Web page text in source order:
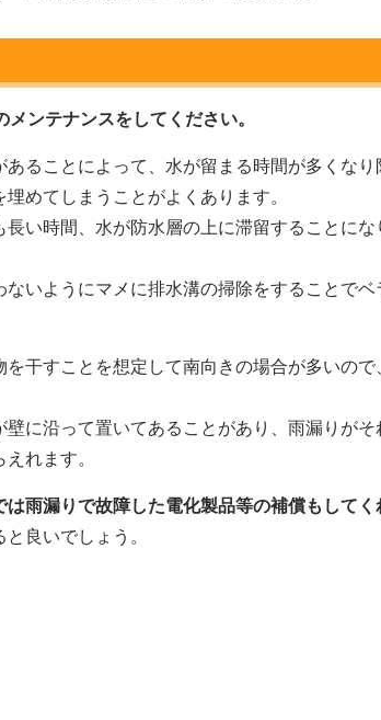
ンテナンスをしてください。
ることによって、水が留まる時間が多くなり
めてしまうことがよくあります。
い時間、水が防水層の上に滞留することに
いようにマメに排水溝の掃除をすることで
干すことを想定して南向きの場合が多いの
に沿って置いてあることがあり、雨漏りが
れます。
雨漏りで故障した電化製品等の補償もして
良いでしょう。